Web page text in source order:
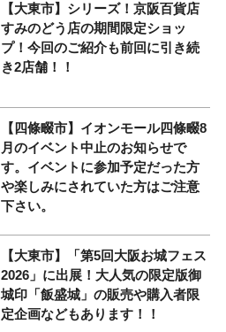
【大東市】シリーズ！京阪百貨店
すみのどう店の期間限定ショッ
プ！今回のご紹介も前回に引き続
き2店舗！！
【四條畷市】イオンモール四條畷8
月のイベント中止のお知らせで
す。イベントに参加予定だった方
や楽しみにされていた方はご注意
下さい。
【大東市】「第5回大阪お城フェス
2026」に出展！大人気の限定版御
城印「飯盛城」の販売や購入者限
定企画などもあります！！